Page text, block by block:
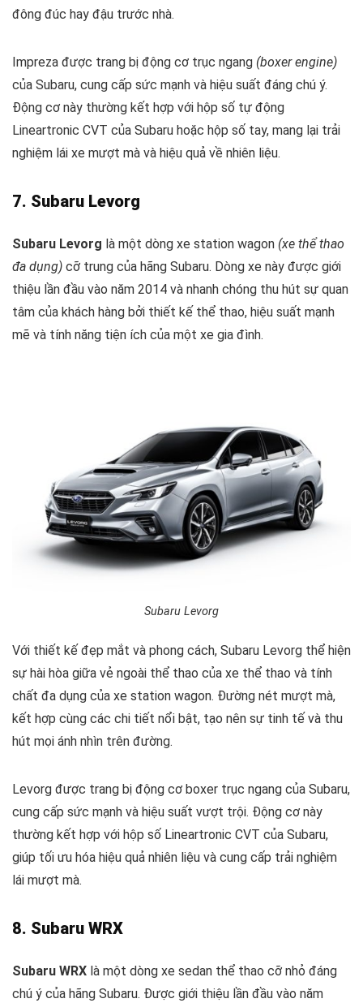
đông đúc hay đậu trước nhà.
Impreza được trang bị động cơ trục ngang (boxer engine)
của Subaru, cung cấp sức mạnh và hiệu suất đáng chú ý.
Động cơ này thường kết hợp với hộp số tự động
Lineartronic CVT của Subaru hoặc hộp số tay, mang lại trải
nghiệm lái xe mượt mà và hiệu quả về nhiên liệu.
7. Subaru Levorg
Subaru Levorg là một dòng xe station wagon (xe thể thao
đa dụng) cỡ trung của hãng Subaru. Dòng xe này được giới
thiệu lần đầu vào năm 2014 và nhanh chóng thu hút sự quan
tâm của khách hàng bởi thiết kế thể thao, hiệu suất mạnh
mẽ và tính năng tiện ích của một xe gia đình.
Subaru Levorg
Với thiết kế đẹp mắt và phong cách, Subaru Levorg thể hiện
sự hài hòa giữa vẻ ngoài thể thao của xe thể thao và tính
chất đa dụng của xe station wagon. Đường nét mượt mà,
kết hợp cùng các chi tiết nổi bật, tạo nên sự tinh tế và thu
hút mọi ánh nhìn trên đường.
Levorg được trang bị động cơ boxer trục ngang của Subaru,
cung cấp sức mạnh và hiệu suất vượt trội. Động cơ này
thường kết hợp với hộp số Lineartronic CVT của Subaru,
giúp tối ưu hóa hiệu quả nhiên liệu và cung cấp trải nghiệm
lái mượt mà.
8. Subaru WRX
Subaru WRX là một dòng xe sedan thể thao cỡ nhỏ đáng
chú ý của hãng Subaru. Được giới thiệu lần đầu vào năm